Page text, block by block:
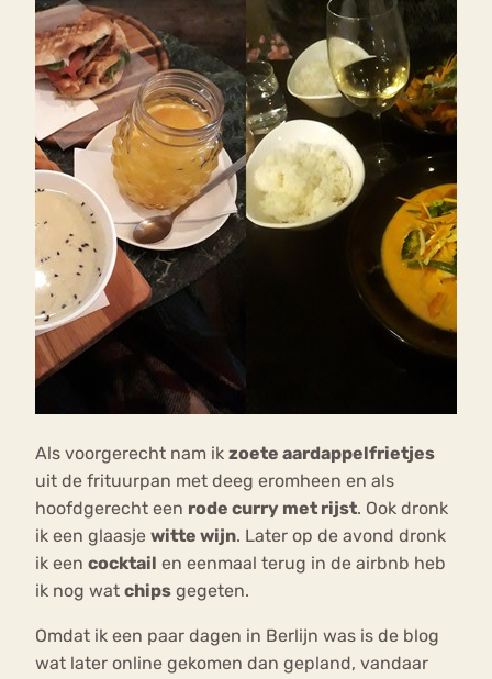
Als voorgerecht nam ik zoete aardappelfrietjes
uit de frituurpan met deeg eromheen en als
hoofdgerecht een rode curry met rijst. Ook dronk
ik een glaasje witte wijn. Later op de avond dronk
ik een cocktail en eenmaal terug in de airbnb heb
ik nog wat chips gegeten.
Omdat ik een paar dagen in Berlijn was is de blog
wat later online gekomen dan gepland, vandaar